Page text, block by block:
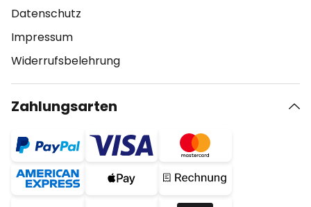
Datenschutz
Impressum
Widerrufsbelehrung
Zahlungsarten